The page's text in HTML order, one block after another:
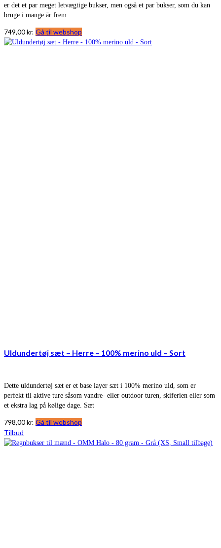
er det et par meget letvægtige bukser, men også et par bukser, som du kan
bruge i mange år frem
749,00kr. Gå til webshop
Uldundertøj sæt – Herre – 100% merino uld – Sort
Dette uldundertøj sæt er et base layer sæt i 100% merino uld, som er
perfekt til aktive ture såsom vandre- eller outdoor turen, skiferien eller som
et ekstra lag på kølige dage. Sæt
798,00kr. Gå til webshop
Tilbud